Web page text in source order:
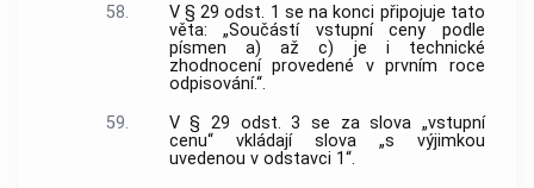
58.
V § 29 odst. 1 se na konci připojuje tato
věta: „Součástí vstupní ceny podle
písmen a) až c) je i technické
zhodnocení provedené v prvním roce
odpisování.“.
59.
V § 29 odst. 3 se za slova „vstupní
cenu“ vkládají slova „s výjimkou
uvedenou v odstavci 1“.